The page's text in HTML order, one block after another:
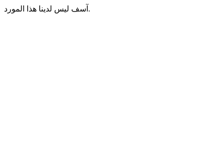
آسف ليس لدينا هذا المورد.